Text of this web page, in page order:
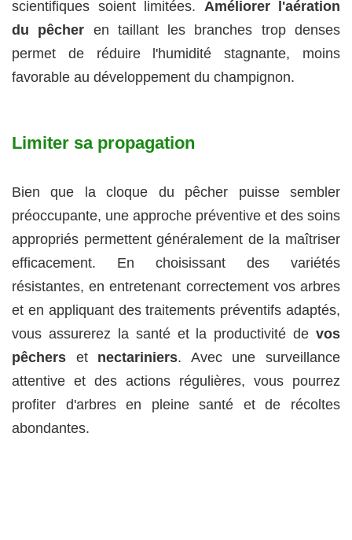
scientifiques soient limitées. Améliorer l'aération
du pêcher en taillant les branches trop denses
permet de réduire l'humidité stagnante, moins
favorable au développement du champignon.
Limiter sa propagation
Bien que la cloque du pêcher puisse sembler
préoccupante, une approche préventive et des soins
appropriés permettent généralement de la maîtriser
efficacement. En choisissant des variétés
résistantes, en entretenant correctement vos arbres
et en appliquant des traitements préventifs adaptés,
vous assurerez la santé et la productivité de vos
pêchers et nectariniers. Avec une surveillance
attentive et des actions régulières, vous pourrez
profiter d'arbres en pleine santé et de récoltes
abondantes.